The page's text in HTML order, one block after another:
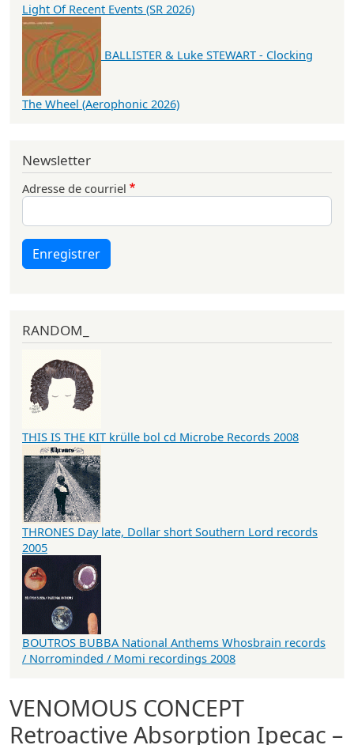
VENOMOUS CONCEPT
Retroactive Absorption Ipecac –
Light Of Recent Events (SR 2026)
BALLISTER & Luke STEWART - Clocking
The Wheel (Aerophonic 2026)
Newsletter
Adresse de courriel
Enregistrer
RANDOM_
THIS IS THE KIT krülle bol cd Microbe Records 2008
THRONES Day late, Dollar short Southern Lord records
2005
BOUTROS BUBBA National Anthems Whosbrain records
/ Norrominded / Momi recordings 2008